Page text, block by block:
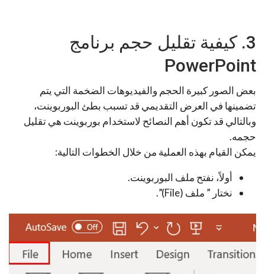
3. كيفية تقليل حجم برنامج
PowerPoint
بعض الصور كبيرة الحجم والفيديوهات الضخمة التي يتم
تضمينها في العرض التقديمي قد تسبب بطئ البوربوينت،
وبالتالي قد تكون أهم النصائح لاستخدام بوربوينت هي تقليل
حجمه.
يمكن القيام بهذه العملية من خلال الخطوات التالية:
أولاً، نفتح ملف البوربوينت.
نختار ” ملف (File)”.